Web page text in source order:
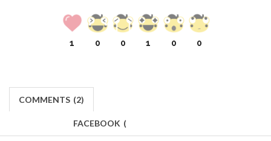
1 0 0 1 0 0
COMMENTS (2)
FACEBOOK (